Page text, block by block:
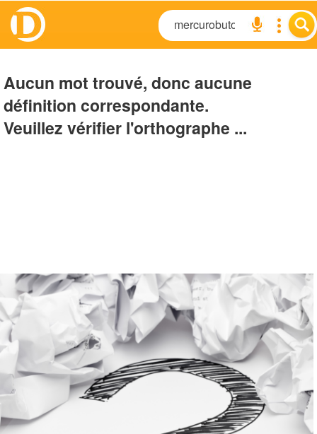
Aucun mot trouvé, donc aucune
définition correspondante.
Veuillez vérifier l'orthographe ...